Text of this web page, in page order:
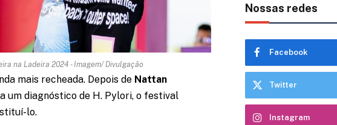
na Ladeira 2024 - Imagem/ Divulgação
mais recheada. Depois de Nattan
um diagnóstico de H. Pylori, o festival
lo.
Nossas redes
Facebook
Twitter
Instagram